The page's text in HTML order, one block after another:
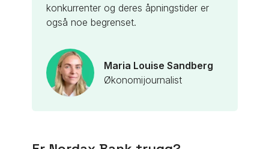
konkurrenter og deres åpningstider er
også noe begrenset.
Maria Louise Sandberg
Økonomijournalist